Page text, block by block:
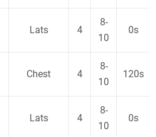
Lats 4
8-
10
0s
Chest 4
8-
10
120s
Lats 4
8-
10
0s